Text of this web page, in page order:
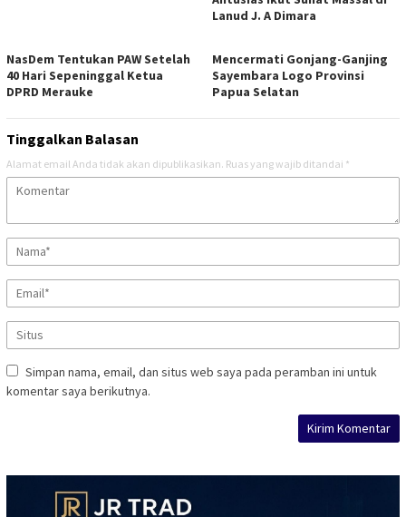
Lanud J. A Dimara
NasDem Tentukan PAW Setelah
40 Hari Sepeninggal Ketua
DPRD Merauke
Mencermati Gonjang-Ganjing
Sayembara Logo Provinsi
Papua Selatan
Tinggalkan Balasan
Alamat email Anda tidak akan dipublikasikan. Ruas yang wajib ditandai *
Simpan nama, email, dan situs web saya pada peramban ini untuk
komentar saya berikutnya.